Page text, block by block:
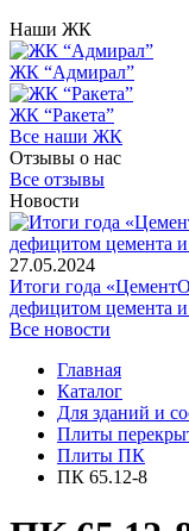
Наши ЖК
ЖК “Адмирал”
ЖК “Ракета”
Все наши ЖК
Отзывы о нас
Все отзывы
Новости
27.05.2024
Итоги года
дефицитом цемента
Все новости
Главная
Каталог
Для зданий и
Плиты
Плиты ПК
ПК 65.12-8